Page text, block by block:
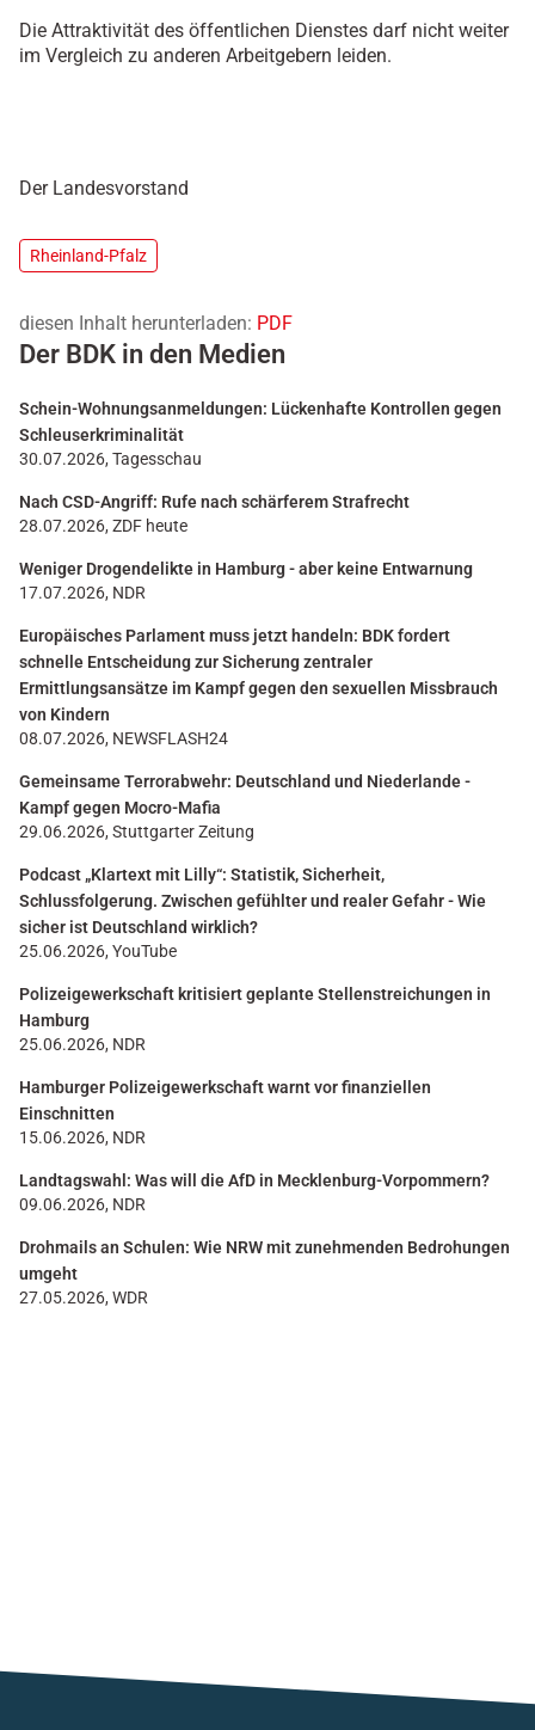
Die Attraktivität des öffentlichen Dienstes darf nicht weiter
im Vergleich zu anderen Arbeitgebern leiden.
Der Landesvorstand
Rheinland-Pfalz
diesen Inhalt herunterladen: PDF
Der BDK in den Medien
Schein-Wohnungsanmeldungen: Lückenhafte Kontrollen gegen
Schleuserkriminalität
30.07.2026, Tagesschau
Nach CSD-Angriff: Rufe nach schärferem Strafrecht
28.07.2026, ZDF heute
Weniger Drogendelikte in Hamburg - aber keine Entwarnung
17.07.2026, NDR
Europäisches Parlament muss jetzt handeln: BDK fordert
schnelle Entscheidung zur Sicherung zentraler
Ermittlungsansätze im Kampf gegen den sexuellen Missbrauch
von Kindern
08.07.2026, NEWSFLASH24
Gemeinsame Terrorabwehr: Deutschland und Niederlande -
Kampf gegen Mocro-Mafia
29.06.2026, Stuttgarter Zeitung
Podcast „Klartext mit Lilly“: Statistik, Sicherheit,
Schlussfolgerung. Zwischen gefühlter und realer Gefahr - Wie
sicher ist Deutschland wirklich?
25.06.2026, YouTube
Polizeigewerkschaft kritisiert geplante Stellenstreichungen in
Hamburg
25.06.2026, NDR
Hamburger Polizeigewerkschaft warnt vor finanziellen
Einschnitten
15.06.2026, NDR
Landtagswahl: Was will die AfD in Mecklenburg-Vorpommern?
09.06.2026, NDR
Drohmails an Schulen: Wie NRW mit zunehmenden Bedrohungen
umgeht
27.05.2026, WDR